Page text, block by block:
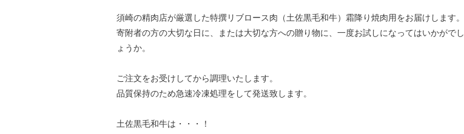
須崎の精肉店が厳選した特撰リブロース肉（土佐黒毛和牛）霜降り焼肉用をお届けします。
寄附者の方の大切な日に、または大切な方への贈り物に、一度お試しになってはいかがでし
ょうか。
ご注文をお受けしてから調理いたします。
品質保持のため急速冷凍処理をして発送致します。
土佐黒毛和牛は・・・！